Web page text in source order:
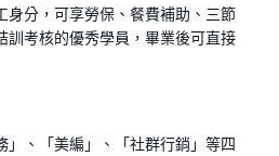
身分，可享勞保、餐費補助、三節
訓考核的優秀學員，畢業後可直接
」、「美編」、「社群行銷」等四